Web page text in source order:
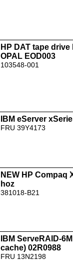
HP DAT tape drive
OPAL EOD003
103548-001
IBM eServer
FRU 39Y4173
NEW HP Compaq
hoz
381018-B21
IBM ServeRAID-
cache) 02R0988
FRU 13N2198